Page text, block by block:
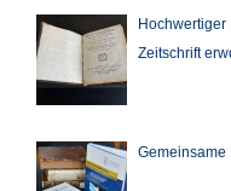
Zeitschrift
Gemeinsame